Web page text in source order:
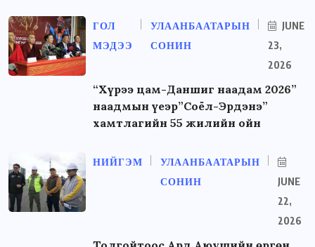
ГОЛ
МЭДЭЭ
УЛААНБААТАРЫН
СОНИН
JUNE
23,
2026
“Хүрээ цам-Даншиг наадам 2026”
наадмын үеэр”Соёл-Эрдэнэ”
хамтлагийн 55 жилийн ойн
НИЙГЭМ
УЛААНБААТАРЫН
СОНИН
JUNE
22,
2026